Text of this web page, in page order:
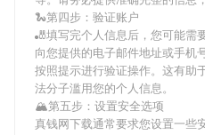
🐍第四步：验证账户
🎳填写完个人信息后，您可能需
向您提供的电子邮件地址或手机
按照提示进行验证操作。这有助
法分子滥用您的个人信息。
🏔第五步：设置安全选项
真钱网下载通常要求您设置一些